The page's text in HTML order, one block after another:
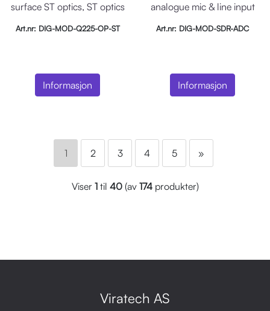
surface ST optics, ST optics
Art.nr: DIG-MOD-Q225-OP-ST
Informasjon
analogue mic & line input
Art.nr: DIG-MOD-SDR-ADC
Informasjon
1 2 3 4 5 »
Viser 1til 40(av 174produkter)
Viratech AS